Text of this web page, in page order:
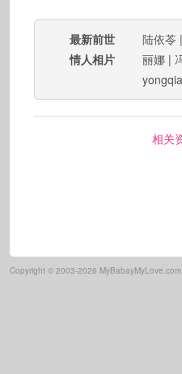
最新前世
情人相片
陆依苓
丽娜 |
相关
Copyright © 2003-2026